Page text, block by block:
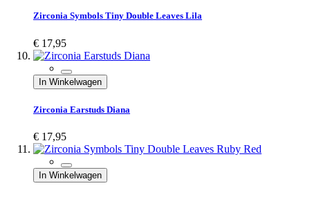
Zirconia Symbols Tiny Double Leaves Lila
€ 17,95
In Winkelwagen
Zirconia Earstuds Diana
€ 17,95
In Winkelwagen